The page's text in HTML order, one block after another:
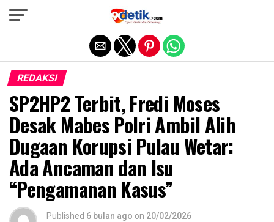
REDAKSI
SP2HP2 Terbit, Fredi Moses
Desak Mabes Polri Ambil Alih
Dugaan Korupsi Pulau Wetar:
Ada Ancaman dan Isu
“Pengamanan Kasus”
Published 6 bulan ago on 20/02/2026
Exit mobile version